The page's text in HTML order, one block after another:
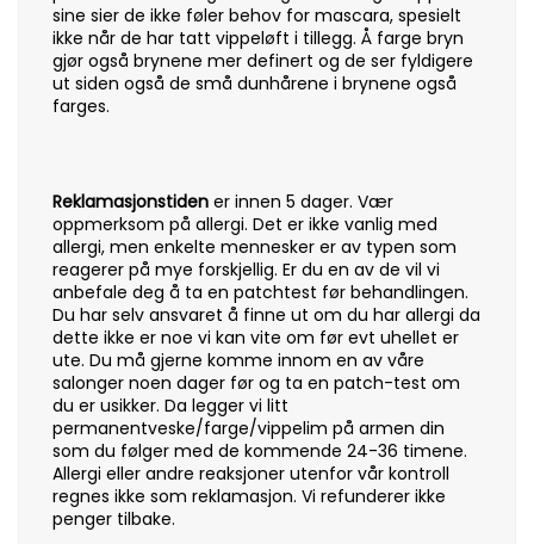
sine sier de ikke føler behov for mascara, spesielt
ikke når de har tatt vippeløft i tillegg. Å farge bryn
gjør også brynene mer definert og de ser fyldigere
ut siden også de små dunhårene i brynene også
farges.
Reklamasjonstiden er innen 5 dager. Vær
oppmerksom på allergi. Det er ikke vanlig med
allergi, men enkelte mennesker er av typen som
reagerer på mye forskjellig. Er du en av de vil vi
anbefale deg å ta en patchtest før behandlingen.
Du har selv ansvaret å finne ut om du har allergi da
dette ikke er noe vi kan vite om før evt uhellet er
ute. Du må gjerne komme innom en av våre
salonger noen dager før og ta en patch-test om
du er usikker. Da legger vi litt
permanentveske/farge/vippelim på armen din
som du følger med de kommende 24-36 timene.
Allergi eller andre reaksjoner utenfor vår kontroll
regnes ikke som reklamasjon. Vi refunderer ikke
penger tilbake.